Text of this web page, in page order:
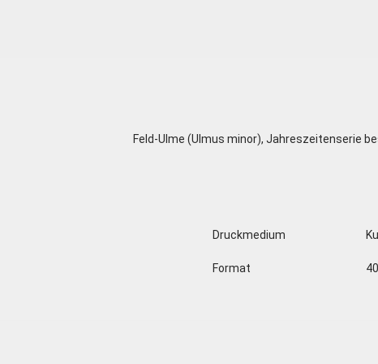
Feld-Ulme (Ulmus minor), Jahreszeitenserie
Druckmedium
Format